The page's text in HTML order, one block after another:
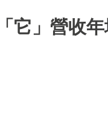
它」營